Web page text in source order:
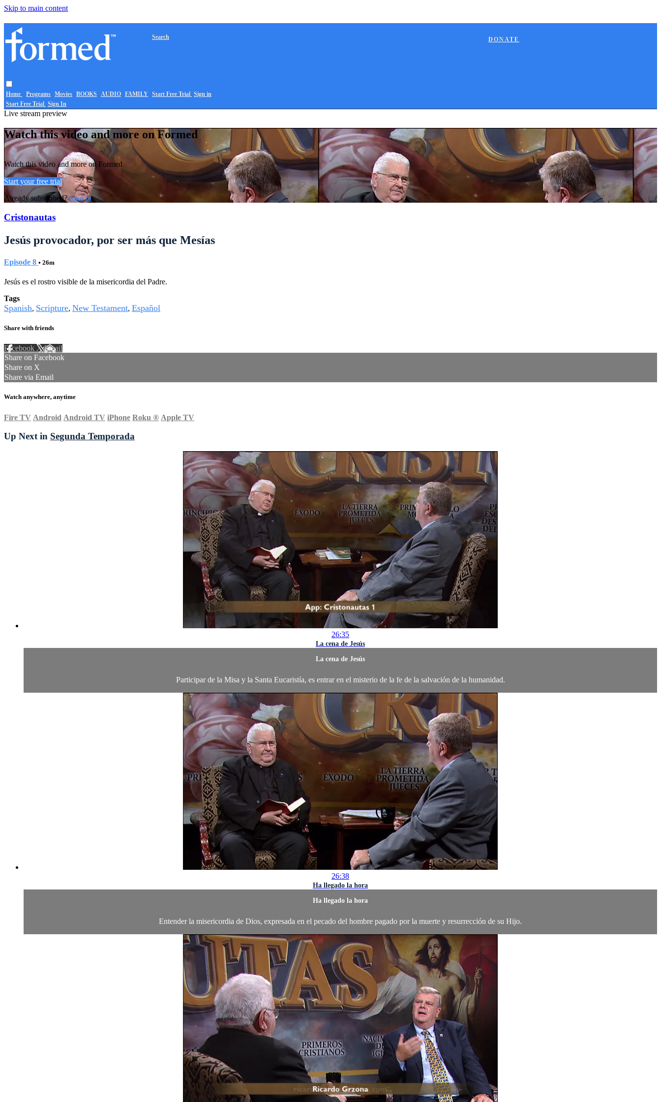
Skip to main content
Home Programs Movies BOOKS AUDIO FAMILY
DONATE
Search
Start Free Trial Sign in
Start Free Trial Sign In
Live stream preview
Watch this video and more on Formed
Watch this video and more on Formed
Start your free trial
Already subscribed?Sign in
Cristonautas
Jesús provocador, por ser más que Mesías
Episode 8 • 26m
Jesús es el rostro visible de la misericordia del Padre.
Tags
Spanish, Scripture, New Testament, Español
Share with friends
Facebook XEmail
Share on Facebook
Share on X
Share via Email
Watch anywhere, anytime
Fire TV Android Android TV iPhone Roku ® Apple TV
Up Next in Segunda Temporada
26:35
La cena de Jesús
La cena de Jesús
Participar de la Misa y la Santa Eucaristía, es entrar en el misterio de la fe de la salvación de la humanidad.
26:38
Ha llegado la hora
Ha llegado la hora
Entender la misericordia de Dios, expresada en el pecado del hombre pagado por la muerte y resurrección de su Hijo.